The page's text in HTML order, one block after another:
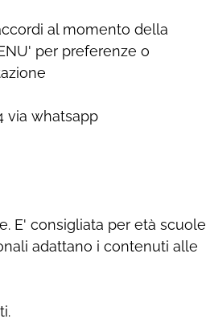
al momento della
per preferenze o
via whatsapp
E' consigliata per età scuole
adattano i contenuti alle